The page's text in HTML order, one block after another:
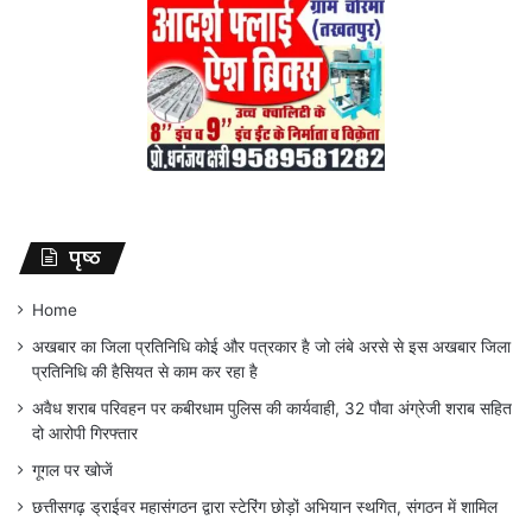
पृष्ठ
Home
अखबार का जिला प्रतिनिधि कोई और पत्रकार है जो लंबे अरसे से इस अखबार जिला
प्रतिनिधि की हैसियत से काम कर रहा है
अवैध शराब परिवहन पर कबीरधाम पुलिस की कार्यवाही, 32 पौवा अंग्रेजी शराब सहित
दो आरोपी गिरफ्तार
गूगल पर खोजें
छत्तीसगढ़ ड्राईवर महासंगठन द्वारा स्टेरिंग छोड़ों अभियान स्थगित, संगठन में शामिल